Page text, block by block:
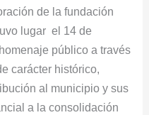
de la fundación
lugar el 14 de
público a través
carácter histórico,
al municipio y sus
a la consolidación